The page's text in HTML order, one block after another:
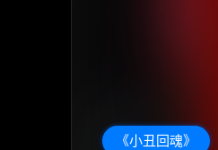
《小丑回魂》